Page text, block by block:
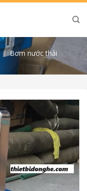
/ Bơm nước thải